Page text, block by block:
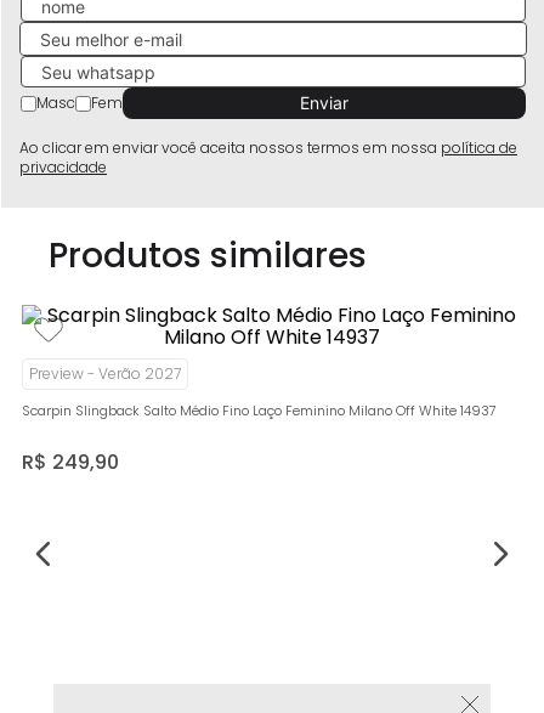
Masc Fem
Ao clicar em enviar você aceita nossos termos em nossa política de
privacidade
Produtos similares
Preview - Verão 2027
Scarpin Slingback Salto Médio Fino Laço Feminino Milano Off White 14937
R$ 249,90